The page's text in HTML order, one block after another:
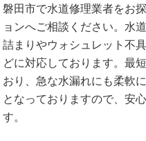
磐田市で水道修理業者をお
ョンへご相談ください。水
詰まりやウォシュレット不
どに対応しております。最
おり、急な水漏れにも柔軟
となっておりますので、安
す。